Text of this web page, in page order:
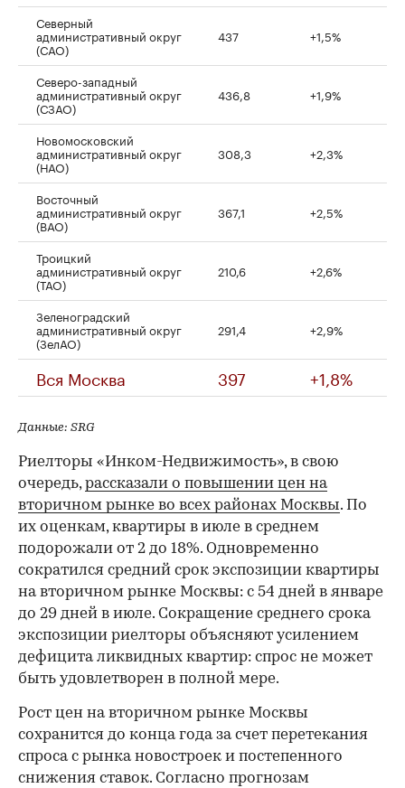
Северный
административный округ
(САО)
437 +1,5%
Северо-западный
административный округ
(СЗАО)
436,8 +1,9%
Новомосковский
административный округ
(НАО)
308,3 +2,3%
Восточный
административный округ
(ВАО)
367,1 +2,5%
Троицкий
административный округ
(ТАО)
210,6 +2,6%
Зеленоградский
административный округ
(ЗелАО)
291,4 +2,9%
Вся Москва 397 +1,8%
Данные: SRG
Риелторы «Инком-Недвижимость», в свою
очередь,рассказали о повышении цен на
вторичном рынке во всех районах Москвы. По
их оценкам, квартиры в июле в среднем
подорожали от 2 до 18%. Одновременно
сократился средний срок экспозиции квартиры
на вторичном рынке Москвы: с 54 дней в январе
до 29 дней в июле. Сокращение среднего срока
экспозиции риелторы объясняют усилением
дефицита ликвидных квартир: спрос не может
быть удовлетворен в полной мере.
Рост цен на вторичном рынке Москвы
сохранится до конца года за счет перетекания
спроса с рынка новостроек и постепенного
снижения ставок. Согласно прогнозам